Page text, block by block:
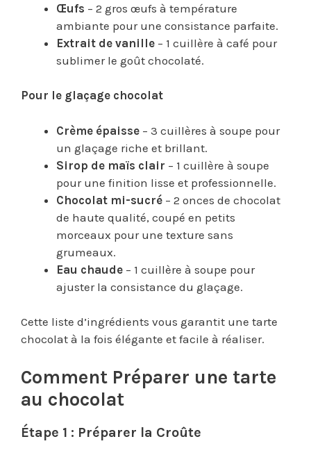
Œufs – 2 gros œufs à température
ambiante pour une consistance parfaite.
Extrait de vanille – 1 cuillère à café pour
sublimer le goût chocolaté.
Pour le glaçage chocolat
Crème épaisse – 3 cuillères à soupe pour
un glaçage riche et brillant.
Sirop de maïs clair – 1 cuillère à soupe
pour une finition lisse et professionnelle.
Chocolat mi-sucré – 2 onces de chocolat
de haute qualité, coupé en petits
morceaux pour une texture sans
grumeaux.
Eau chaude – 1 cuillère à soupe pour
ajuster la consistance du glaçage.
Cette liste d’ingrédients vous garantit une tarte
chocolat à la fois élégante et facile à réaliser.
Comment Préparer une tarte
au chocolat
Étape 1 : Préparer la Croûte